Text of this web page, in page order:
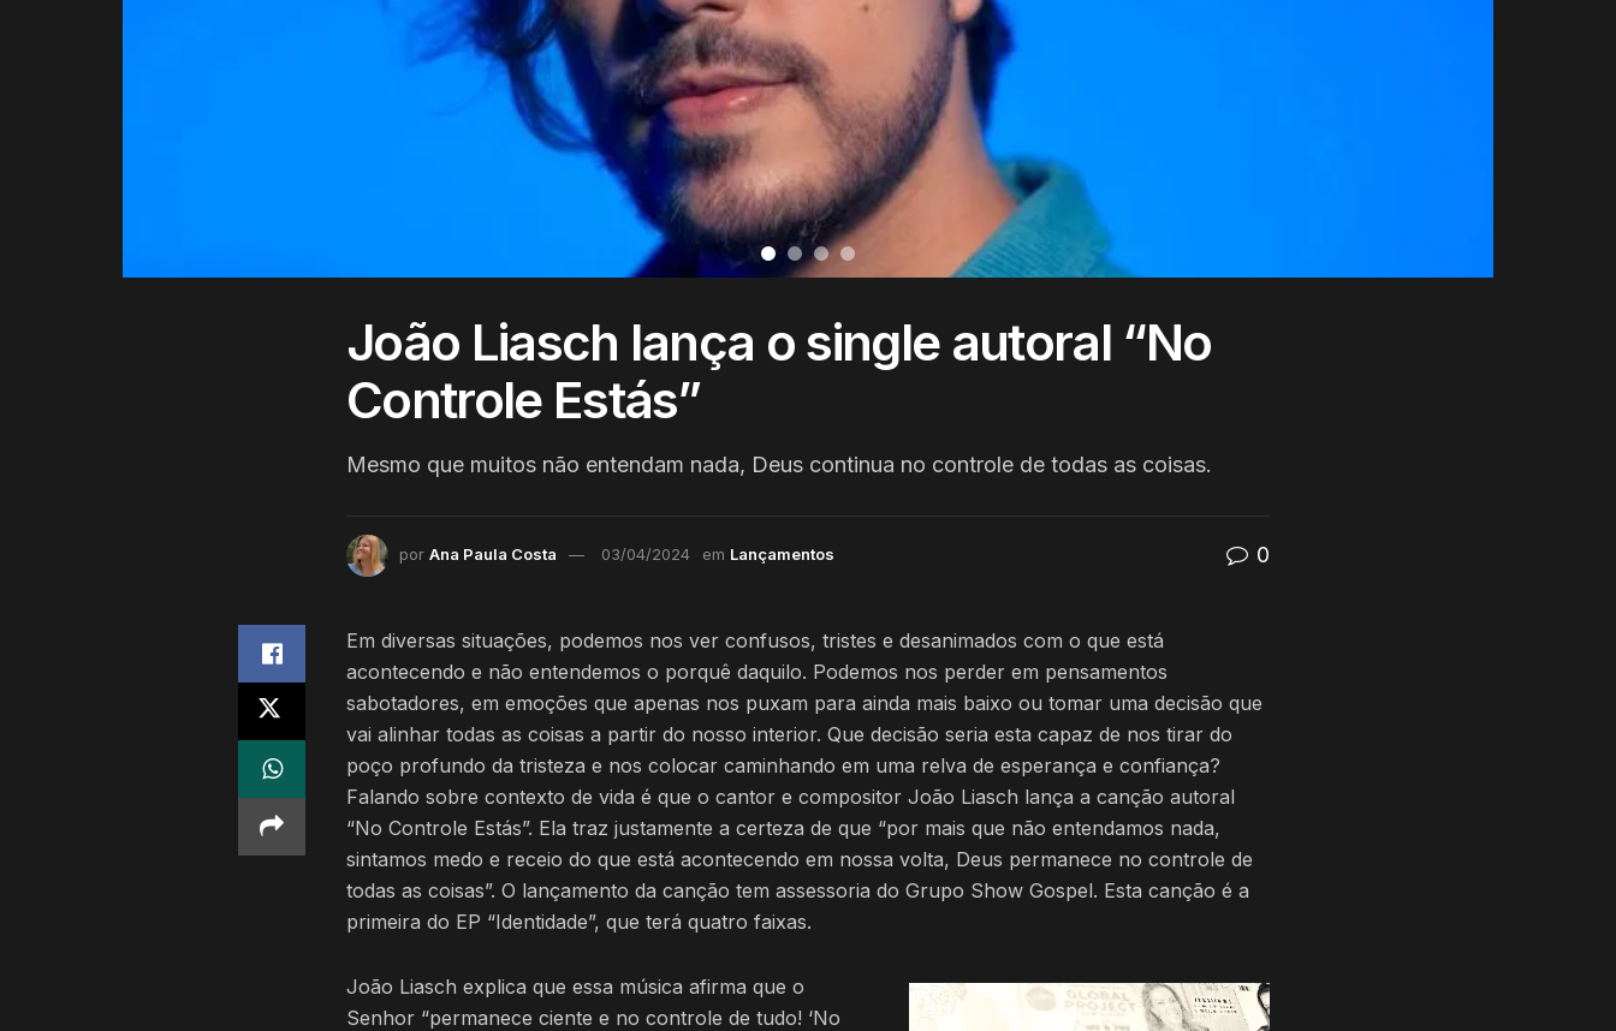
João Liasch lança o single autoral “No
Controle Estás”
Mesmo que muitos não entendam nada, Deus continua no controle de todas as coisas.
por Ana Paula Costa 03/04/2024 em Lançamentos 0
Em diversas situações, podemos nos ver confusos, tristes e desanimados com o que está
acontecendo e não entendemos o porquê daquilo. Podemos nos perder em pensamentos
sabotadores, em emoções que apenas nos puxam para ainda mais baixo ou tomar uma decisão que
vai alinhar todas as coisas a partir do nosso interior. Que decisão seria esta capaz de nos tirar do
poço profundo da tristeza e nos colocar caminhando em uma relva de esperança e confiança?
Falando sobre contexto de vida é que o cantor e compositor João Liasch lança a canção autoral
“No Controle Estás”. Ela traz justamente a certeza de que “por mais que não entendamos nada,
sintamos medo e receio do que está acontecendo em nossa volta, Deus permanece no controle de
todas as coisas”. O lançamento da canção tem assessoria do Grupo Show Gospel. Esta canção é a
primeira do EP “Identidade”, que terá quatro faixas.
João Liasch explica que essa música afirma que o
Senhor “permanece ciente e no controle de tudo! ‘No